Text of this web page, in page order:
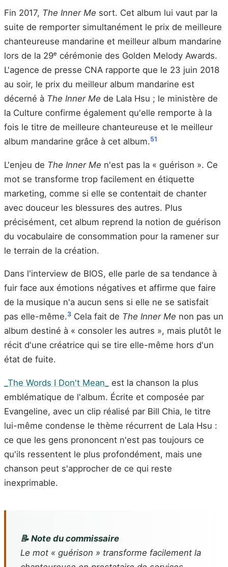
Fin 2017, The Inner Me sort. Cet album lui vaut par la
suite de remporter simultanément le prix de meilleure
chanteureuse mandarine et meilleur album mandarine
lors de la 29ᵉ cérémonie des Golden Melody Awards.
L'agence de presse CNA rapporte que le 23 juin 2018
au soir, le prix du meilleur album mandarine est
décerné à The Inner Me de Lala Hsu ; le ministère de
la Culture confirme également qu'elle remporte à la
fois le titre de meilleure chanteureuse et le meilleur
album mandarine grâce à cet album.51
L'enjeu de The Inner Me n'est pas la « guérison ». Ce
mot se transforme trop facilement en étiquette
marketing, comme si elle se contentait de chanter
avec douceur les blessures des autres. Plus
précisément, cet album reprend la notion de guérison
du vocabulaire de consommation pour la ramener sur
le terrain de la création.
Dans l'interview de BIOS, elle parle de sa tendance à
fuir face aux émotions négatives et affirme que faire
de la musique n'a aucun sens si elle ne se satisfait
pas elle-même.3 Cela fait de The Inner Me non pas un
album destiné à « consoler les autres », mais plutôt le
récit d'une créatrice qui se tire elle-même hors d'un
état de fuite.
_The Words I Don't Mean_
est la chanson la plus
emblématique de l'album. Écrite et composée par
Evangeline, avec un clip réalisé par Bill Chia, le titre
lui-même condense le thème récurrent de Lala Hsu :
ce que les gens prononcent n'est pas toujours ce
qu'ils ressentent le plus profondément, mais une
chanson peut s'approcher de ce qui reste
inexprimable.
📝 Note du commissaire
Le mot « guérison » transforme facilement la